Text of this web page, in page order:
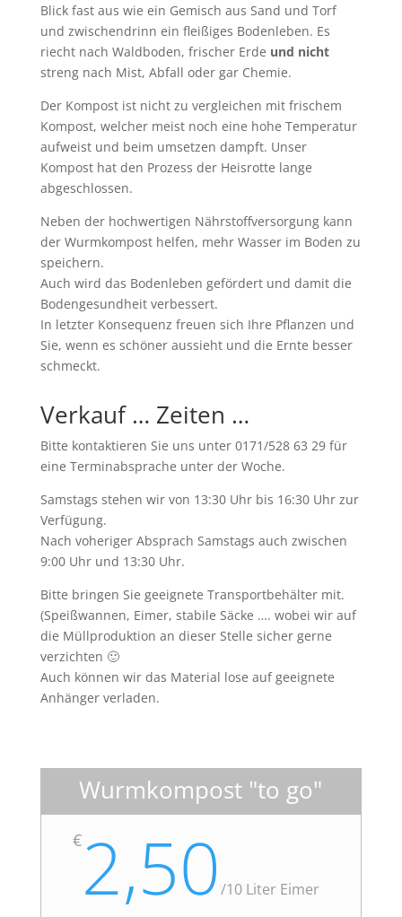
Blick fast aus wie ein Gemisch aus Sand und Torf
und zwischendrinn ein fleißiges Bodenleben. Es
riecht nach Waldboden, frischer Erde und nicht
streng nach Mist, Abfall oder gar Chemie.
Der Kompost ist nicht zu vergleichen mit frischem
Kompost, welcher meist noch eine hohe Temperatur
aufweist und beim umsetzen dampft. Unser
Kompost hat den Prozess der Heisrotte lange
abgeschlossen.
Neben der hochwertigen Nährstoffversorgung kann
der Wurmkompost helfen, mehr Wasser im Boden zu
speichern.
Auch wird das Bodenleben gefördert und damit die
Bodengesundheit verbessert.
In letzter Konsequenz freuen sich Ihre Pflanzen und
Sie, wenn es schöner aussieht und die Ernte besser
schmeckt.
Verkauf … Zeiten …
Bitte kontaktieren Sie uns unter 0171/528 63 29 für
eine Terminabsprache unter der Woche.
Samstags stehen wir von 13:30 Uhr bis 16:30 Uhr zur
Verfügung.
Nach voheriger Absprach Samstags auch zwischen
9:00 Uhr und 13:30 Uhr.
Bitte bringen Sie geeignete Transportbehälter mit.
(Speißwannen, Eimer, stabile Säcke …. wobei wir auf
die Müllproduktion an dieser Stelle sicher gerne
verzichten 🙂
Auch können wir das Material lose auf geeignete
Anhänger verladen.
Wurmkompost "to go"
€2,50/10 Liter Eimer